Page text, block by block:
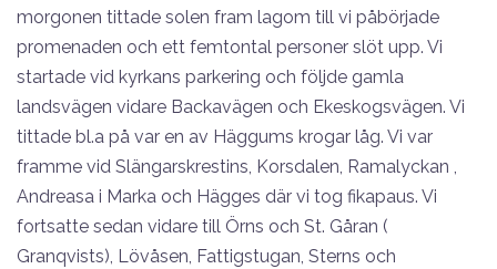
morgonen tittade solen fram lagom till vi påbörjade
promenaden och ett femtontal personer slöt upp. Vi
startade vid kyrkans parkering och följde gamla
landsvägen vidare Backavägen och Ekeskogsvägen. Vi
tittade bl.a på var en av Häggums krogar låg. Vi var
framme vid Slängarskrestins, Korsdalen, Ramalyckan ,
Andreasa i Marka och Hägges där vi tog fikapaus. Vi
fortsatte sedan vidare till Örns och St. Gåran (
Granqvists), Lövåsen, Fattigstugan, Sterns och